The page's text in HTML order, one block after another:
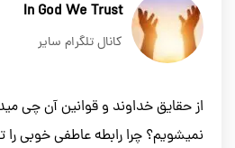
In God We Trust
کانال تلگرام سایر
از حقايق خداوند و قوانين آن چي
نميشويم؟ چرا رابطه عاطفي خوبي را